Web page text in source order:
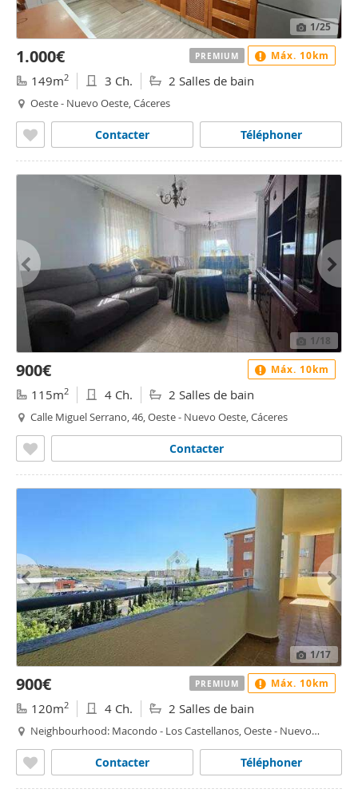
1/25
1.000€
149m2 3 Ch. 2 Salles de bain
Oeste - Nuevo Oeste, Cáceres
Téléphoner
Contacter
PREMIUM Máx. 10km
1/18
900€
115m2 4 Ch. 2 Salles de bain
Calle Miguel Serrano, 46, Oeste - Nuevo Oeste, Cáceres
Contacter
Máx. 10km
1/17
900€
120m2 4 Ch. 2 Salles de bain
Neighbourhood: Macondo - Los Castellanos, Oeste - Nuevo
Téléphoner
Contacter
PREMIUM Máx. 10km